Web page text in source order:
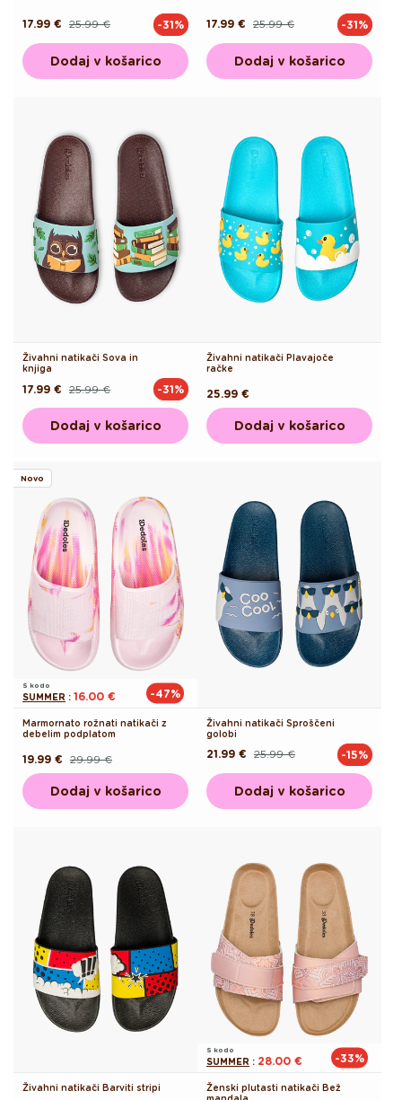
Redna
25.99 €
Akcijska
17.99 € -31%
Dodaj v košarico
Redna
25.99 €
Akcijska
17.99 € -31%
Dodaj v košarico
Živahni natikači Sova in
knjiga
Redna
25.99 €
Akcijska
17.99 € -31%
Dodaj v košarico
Živahni natikači Plavajoče
račke
Redna
cena
25.99 €
Dodaj v košarico
Novo
S kodo
SUMMER : 16.00 € -47%
Marmornato rožnati natikači z
debelim podplatom
Redna
cena
29.99 €
Akcijska
cena
19.99 €
Dodaj v košarico
Živahni natikači Sproščeni
golobi
Redna
25.99 €
Akcijska
21.99 € -15%
Dodaj v košarico
Živahni natikači Barviti stripi
S kodo
SUMMER : 28.00 € -33%
Ženski plutasti natikači Bež